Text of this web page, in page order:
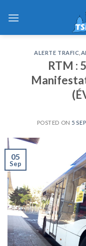
ALERTE TRAFIC
RTM :
POSTED ON 5
05
Sep